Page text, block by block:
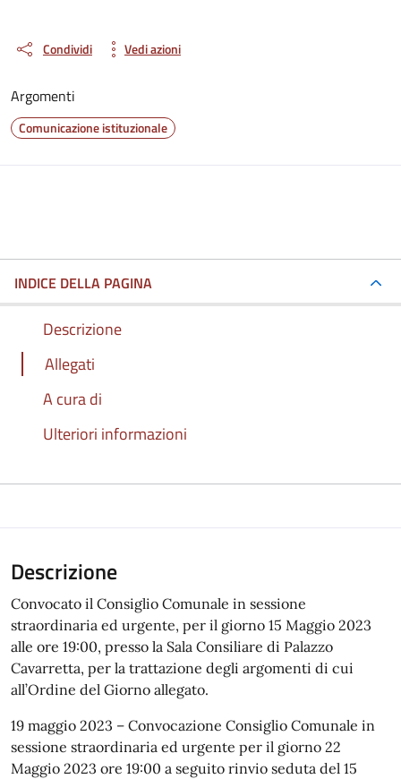
Condividi Vedi azioni
Argomenti
Comunicazione istituzionale
INDICE DELLA PAGINA
Descrizione
Allegati
A cura di
Ulteriori informazioni
Descrizione
Convocato il Consiglio Comunale in sessione
straordinaria ed urgente, per il giorno 15 Maggio 2023
alle ore 19:00, presso la Sala Consiliare di Palazzo
Cavarretta, per la trattazione degli argomenti di cui
all’Ordine del Giorno allegato.
19 maggio 2023 – Convocazione Consiglio Comunale in
sessione straordinaria ed urgente per il giorno 22
Maggio 2023 ore 19:00 a seguito rinvio seduta del 15